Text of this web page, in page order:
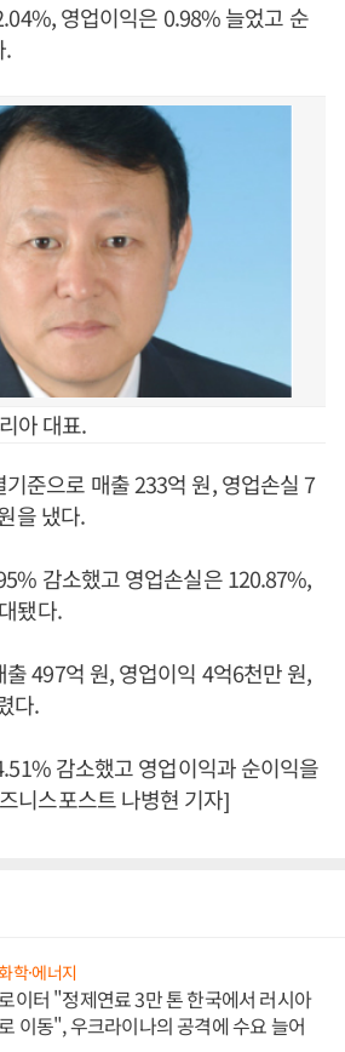
영업이익은 0.98% 늘었고 순
.
아 대표.
준으로 매출 233억 원, 영업손실 7
을 냈다.
감소했고 영업손실은 120.87%,
됐다.
497억 원, 영업이익 4억6천만 원,
다.
감소했고 영업이익과 순이익을
니스포스트 나병현 기자]
학·에너지
이터 "정제연료 3만 톤 한국에서 러시아
이동", 우크라이나의 공격에 수요 늘어